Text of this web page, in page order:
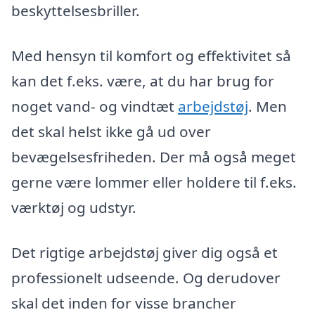
beskyttelsesbriller.
Med hensyn til komfort og effektivitet så
kan det f.eks. være, at du har brug for
noget vand- og vindtæt arbejdstøj. Men
det skal helst ikke gå ud over
bevægelsesfriheden. Der må også meget
gerne være lommer eller holdere til f.eks.
værktøj og udstyr.
Det rigtige arbejdstøj giver dig også et
professionelt udseende. Og derudover
skal det inden for visse brancher